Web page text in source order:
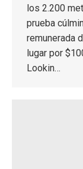
los 2.200
prueba
remunerada
lugar por
Lookin…